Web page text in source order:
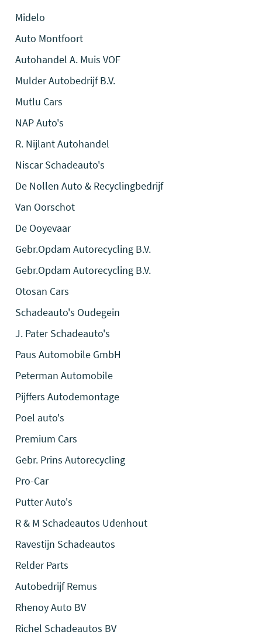
Midelo
Auto Montfoort
Autohandel A. Muis VOF
Mulder Autobedrijf B.V.
Mutlu Cars
NAP Auto's
R. Nijlant Autohandel
Niscar Schadeauto's
De Nollen Auto & Recyclingbedrijf
Van Oorschot
De Ooyevaar
Gebr.Opdam Autorecycling B.V.
Gebr.Opdam Autorecycling B.V.
Otosan Cars
Schadeauto's Oudegein
J. Pater Schadeauto's
Paus Automobile GmbH
Peterman Automobile
Pijffers Autodemontage
Poel auto's
Premium Cars
Gebr. Prins Autorecycling
Pro-Car
Putter Auto's
R & M Schadeautos Udenhout
Ravestijn Schadeautos
Relder Parts
Autobedrijf Remus
Rhenoy Auto BV
Richel Schadeautos BV